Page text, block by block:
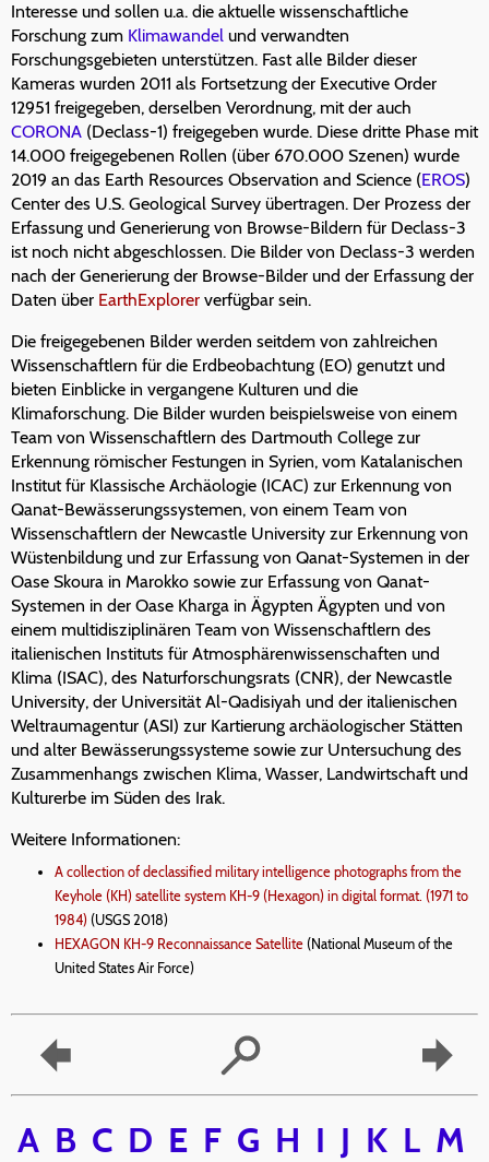
Interesse und sollen u.a. die aktuelle wissenschaftliche
Forschung zum Klimawandel und verwandten
Forschungsgebieten unterstützen. Fast alle Bilder dieser
Kameras wurden 2011 als Fortsetzung der Executive Order
12951 freigegeben, derselben Verordnung, mit der auch
CORONA (Declass-1) freigegeben wurde. Diese dritte Phase mit
14.000 freigegebenen Rollen (über 670.000 Szenen) wurde
2019 an das Earth Resources Observation and Science (EROS)
Center des U.S. Geological Survey übertragen. Der Prozess der
Erfassung und Generierung von Browse-Bildern für Declass-3
ist noch nicht abgeschlossen. Die Bilder von Declass-3 werden
nach der Generierung der Browse-Bilder und der Erfassung der
Daten über EarthExplorer verfügbar sein.
Die freigegebenen Bilder werden seitdem von zahlreichen
Wissenschaftlern für die Erdbeobachtung (EO) genutzt und
bieten Einblicke in vergangene Kulturen und die
Klimaforschung. Die Bilder wurden beispielsweise von einem
Team von Wissenschaftlern des Dartmouth College zur
Erkennung römischer Festungen in Syrien, vom Katalanischen
Institut für Klassische Archäologie (ICAC) zur Erkennung von
Qanat-Bewässerungssystemen, von einem Team von
Wissenschaftlern der Newcastle University zur Erkennung von
Wüstenbildung und zur Erfassung von Qanat-Systemen in der
Oase Skoura in Marokko sowie zur Erfassung von Qanat-
Systemen in der Oase Kharga in Ägypten Ägypten und von
einem multidisziplinären Team von Wissenschaftlern des
italienischen Instituts für Atmosphärenwissenschaften und
Klima (ISAC), des Naturforschungsrats (CNR), der Newcastle
University, der Universität Al-Qadisiyah und der italienischen
Weltraumagentur (ASI) zur Kartierung archäologischer Stätten
und alter Bewässerungssysteme sowie zur Untersuchung des
Zusammenhangs zwischen Klima, Wasser, Landwirtschaft und
Kulturerbe im Süden des Irak.
Weitere Informationen:
A collection of declassified military intelligence photographs from the
Keyhole (KH) satellite system KH-9 (Hexagon) in digital format. (1971 to
1984) (USGS 2018)
HEXAGON KH-9 Reconnaissance Satellite (National Museum of the
United States Air Force)
A B C D E F G H I J K L M